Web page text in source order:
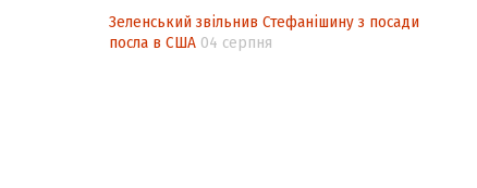
Зеленський звільнив Стефанішину з посади
посла в США 04 серпня